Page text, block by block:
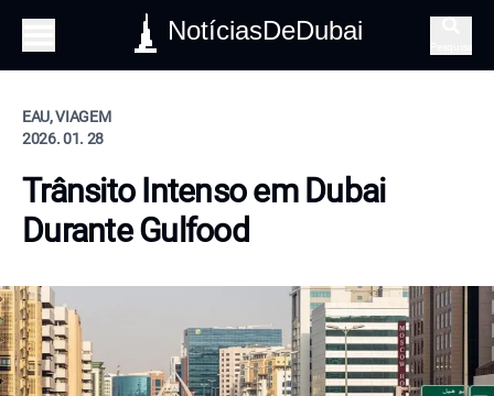
NotíciasDeDubai
EAU, VIAGEM
2026. 01. 28
Trânsito Intenso em Dubai
Durante Gulfood